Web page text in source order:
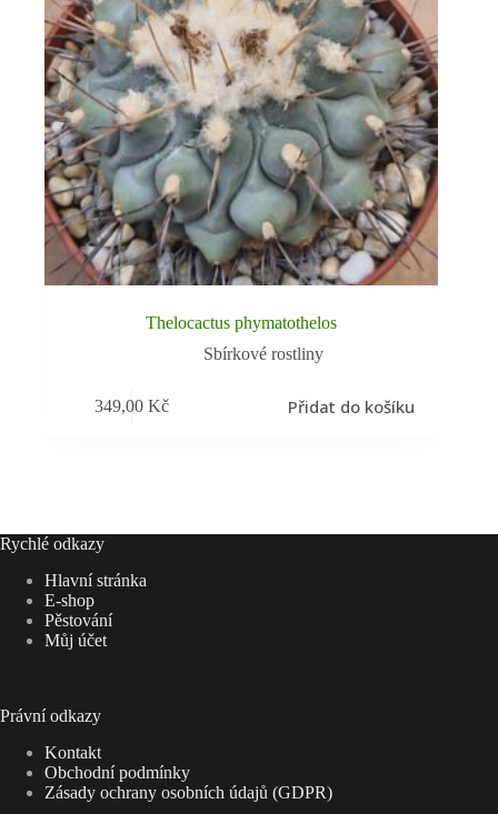
Thelocactus phymatothelos
Sbírkové rostliny
349,00Kč Přidat do košíku
Rychlé odkazy
Hlavní stránka
E-shop
Pěstování
Můj účet
Právní odkazy
Kontakt
Obchodní podmínky
Zásady ochrany osobních údajů (GDPR)